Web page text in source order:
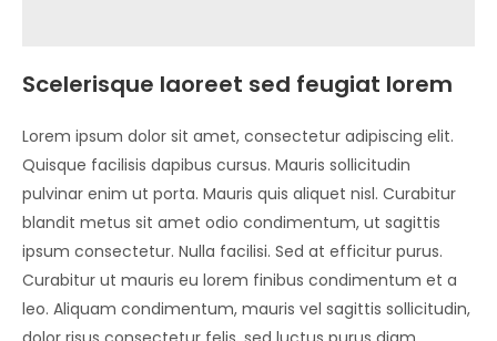
Scelerisque laoreet sed feugiat lorem
Lorem ipsum dolor sit amet, consectetur adipiscing elit.
Quisque facilisis dapibus cursus. Mauris sollicitudin
pulvinar enim ut porta. Mauris quis aliquet nisl. Curabitur
blandit metus sit amet odio condimentum, ut sagittis
ipsum consectetur. Nulla facilisi. Sed at efficitur purus.
Curabitur ut mauris eu lorem finibus condimentum et a
leo. Aliquam condimentum, mauris vel sagittis sollicitudin,